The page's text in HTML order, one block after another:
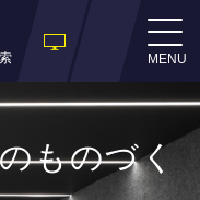
MENU
ものづく